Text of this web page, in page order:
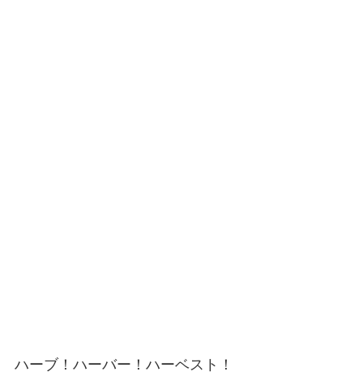
ハーブ！ハーバー！ハーベスト！